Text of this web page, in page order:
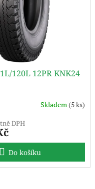
120L 12PR KNK24
Skladem(5 ks)
DPH
Do košíku